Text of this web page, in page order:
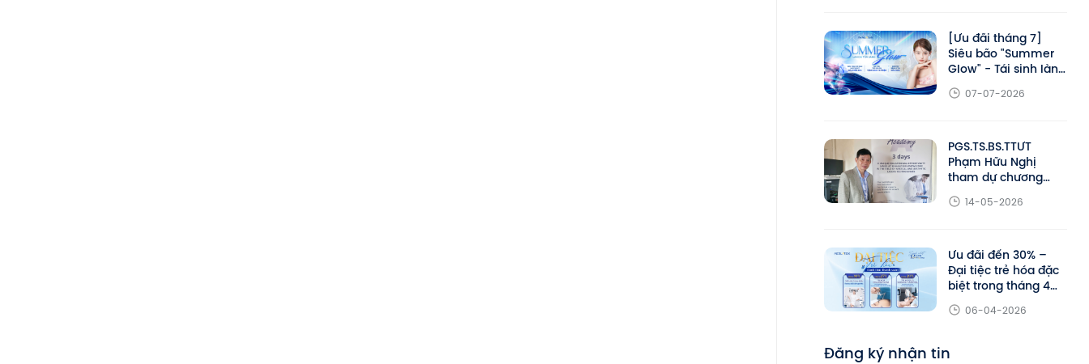
[Ưu đãi tháng 7]
Siêu bão "Summer
Glow" - Tái sinh làn
da khỏe đẹp cùng
Aeslatek
07-07-2026
PGS.TS.BS.TTƯT
Phạm Hữu Nghị
tham dự chương
trình đào tạo chuyên
sâu DEKA Academy
14-05-2026
Ưu đãi đến 30% –
Đại tiệc trẻ hóa đặc
biệt trong tháng 4
tại Aeslatek
06-04-2026
Đăng ký nhận tin